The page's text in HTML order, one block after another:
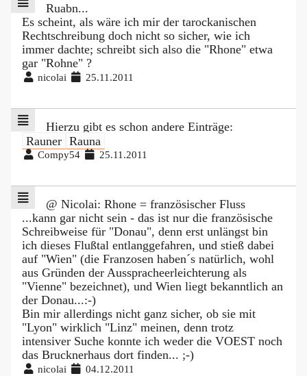
Ruabn...
Es scheint, als wäre ich mir der tarockanischen
Rechtschreibung doch nicht so sicher, wie ich
immer dachte; schreibt sich also die "Rhone" etwa
gar "Rohne" ?
nicolai 25.11.2011
Hierzu gibt es schon andere Einträge:
Rauner Rauna
Compy54 25.11.2011
@ Nicolai: Rhone = französischer Fluss
...kann gar nicht sein - das ist nur die französische
Schreibweise für "Donau", denn erst unlängst bin
ich dieses Flußtal entlanggefahren, und stieß dabei
auf "Wien" (die Franzosen haben´s natürlich, wohl
aus Gründen der Ausspracheerleichterung als
"Vienne" bezeichnet), und Wien liegt bekanntlich an
der Donau...:-)
Bin mir allerdings nicht ganz sicher, ob sie mit
"Lyon" wirklich "Linz" meinen, denn trotz
intensiver Suche konnte ich weder die VOEST noch
das Brucknerhaus dort finden... ;-)
nicolai 04.12.2011